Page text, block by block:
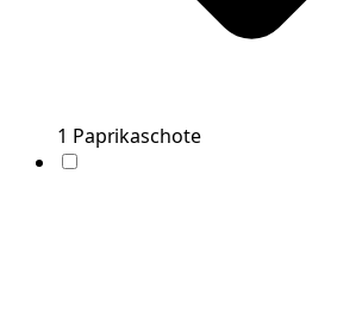
1 Paprikaschote